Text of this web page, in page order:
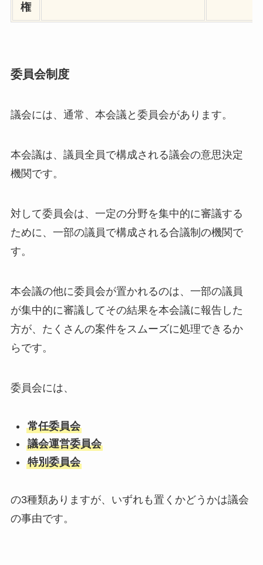
権
委員会制度
議会には、通常、本会議と委員会があります。
本会議は、議員全員で構成される議会の意思決定
機関です。
対して委員会は、一定の分野を集中的に審議する
ために、一部の議員で構成される合議制の機関で
す。
本会議の他に委員会が置かれるのは、一部の議員
が集中的に審議してその結果を本会議に報告した
方が、たくさんの案件をスムーズに処理できるか
らです。
委員会には、
常任委員会
議会運営委員会
特別委員会
の3種類ありますが、いずれも置くかどうかは議会
の事由です。